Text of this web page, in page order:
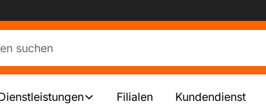
Filialen Kundendienst